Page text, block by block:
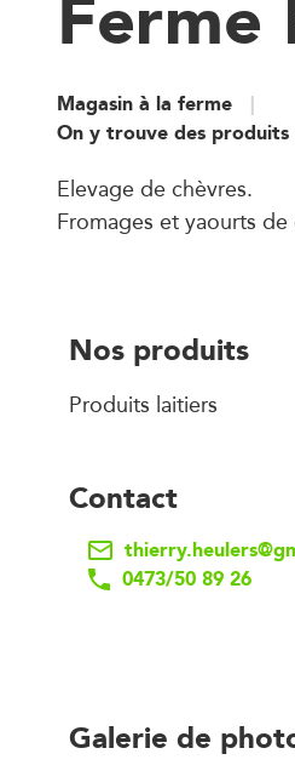
Magasin à la ferme
On y trouve des
Elevage de chèvres.
Fromages et yaourts de
Nos produits
Produits laitiers
Contact
0473/50 89 26
Galerie de